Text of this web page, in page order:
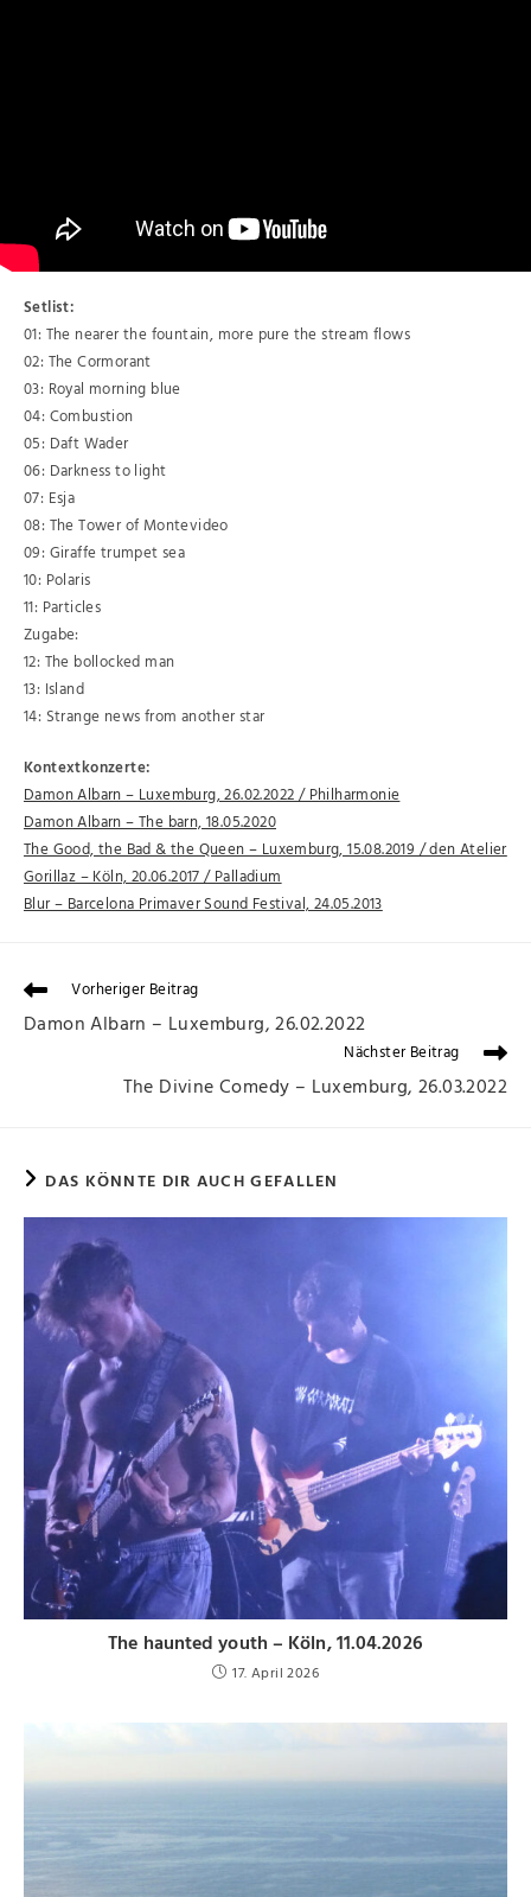
Setlist:
01: The nearer the fountain, more pure the stream flows
02: The Cormorant
03: Royal morning blue
04: Combustion
05: Daft Wader
06: Darkness to light
07: Esja
08: The Tower of Montevideo
09: Giraffe trumpet sea
10: Polaris
11: Particles
Zugabe:
12: The bollocked man
13: Island
14: Strange news from another star
Kontextkonzerte:
Damon Albarn – Luxemburg, 26.02.2022 / Philharmonie
Damon Albarn – The barn, 18.05.2020
The Good, the Bad & the Queen – Luxemburg, 15.08.2019 / den Atelier
Gorillaz – Köln, 20.06.2017 / Palladium
Blur – Barcelona Primaver Sound Festival, 24.05.2013
Vorheriger Beitrag
Damon Albarn – Luxemburg, 26.02.2022
Nächster Beitrag
The Divine Comedy – Luxemburg, 26.03.2022
DAS KÖNNTE DIR AUCH GEFALLEN
The haunted youth – Köln, 11.04.2026
17. April 2026